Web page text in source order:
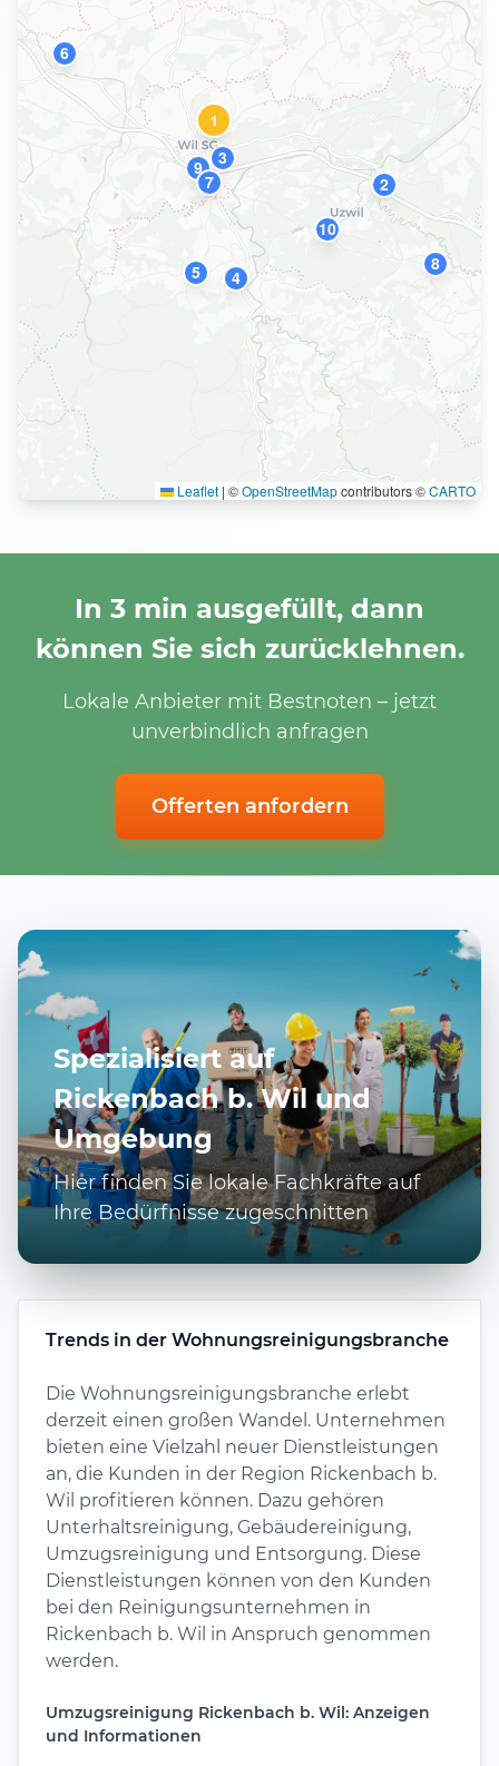
1
2
3
4
5
6
7
8
9
10
Leaflet | ©OpenStreetMapcontributors ©CARTO
In 3 min ausgefüllt, dann
können Sie sich zurücklehnen.
Lokale Anbieter mit Bestnoten – jetzt
unverbindlich anfragen
Offerten anfordern
Spezialisiert auf
Rickenbach b. Wil und
Umgebung
Hier finden Sie lokale Fachkräfte auf
Ihre Bedürfnisse zugeschnitten
Trends in der Wohnungsreinigungsbranche
Die Wohnungsreinigungsbranche erlebt
derzeit einen großen Wandel. Unternehmen
bieten eine Vielzahl neuer Dienstleistungen
an, die Kunden in der Region Rickenbach b.
Wil profitieren können. Dazu gehören
Unterhaltsreinigung, Gebäudereinigung,
Umzugsreinigung und Entsorgung. Diese
Dienstleistungen können von den Kunden
bei den Reinigungsunternehmen in
Rickenbach b. Wil in Anspruch genommen
werden.
Umzugsreinigung Rickenbach b. Wil: Anzeigen
und Informationen